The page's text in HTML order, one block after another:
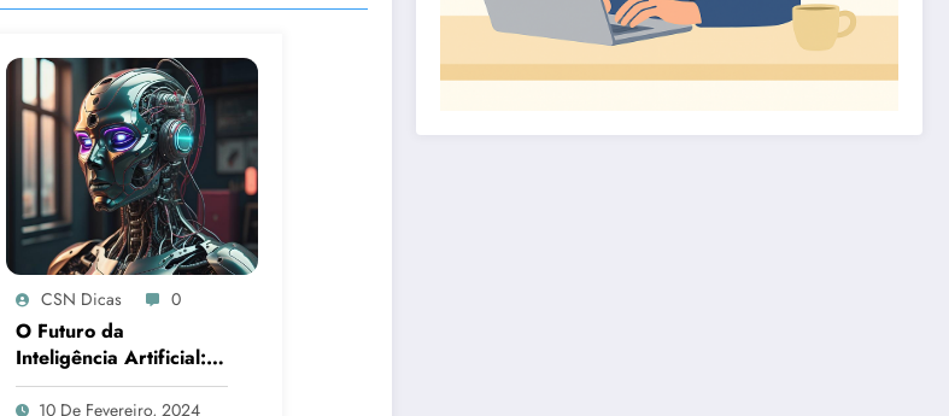
CSN Dicas 0
O Futuro da
Inteligência Artificial:
Tendências Emergentes
10 De Fevereiro, 2024